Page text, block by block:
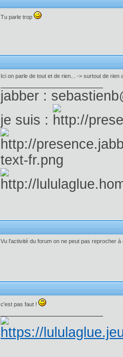
Tu parle trop
Ici on parle de tout et de rien... -> surtout de rien
jabber :
je suis :
Vu l'activité du forum on ne peut pas reprocher à
c'est pas faut !